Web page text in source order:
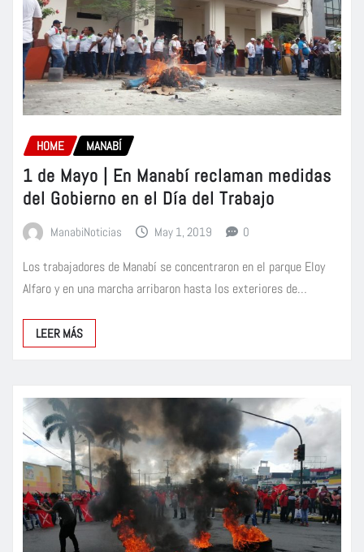
HOME MANABÍ
1 de Mayo | En Manabí reclaman medidas
del Gobierno en el Día del Trabajo
ManabiNoticias May 1, 2019 0
Los trabajadores de Manabí se concentraron en el parque Eloy
Alfaro y en una marcha arribaron hasta los exteriores de…
LEER MÁS